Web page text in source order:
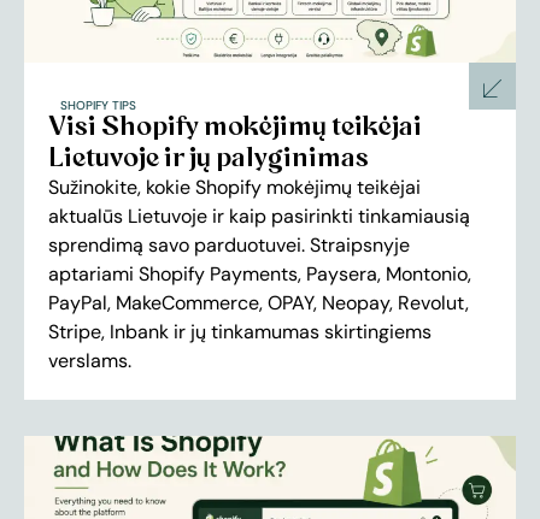
SHOPIFY TIPS
Visi Shopify mokėjimų teikėjai
Lietuvoje ir jų palyginimas
Sužinokite, kokie Shopify mokėjimų teikėjai
aktualūs Lietuvoje ir kaip pasirinkti tinkamiausią
sprendimą savo parduotuvei. Straipsnyje
aptariami Shopify Payments, Paysera, Montonio,
PayPal, MakeCommerce, OPAY, Neopay, Revolut,
Stripe, Inbank ir jų tinkamumas skirtingiems
verslams.